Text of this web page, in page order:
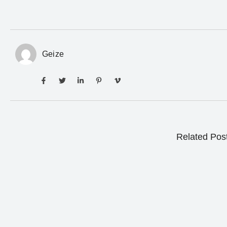
Geize
Related